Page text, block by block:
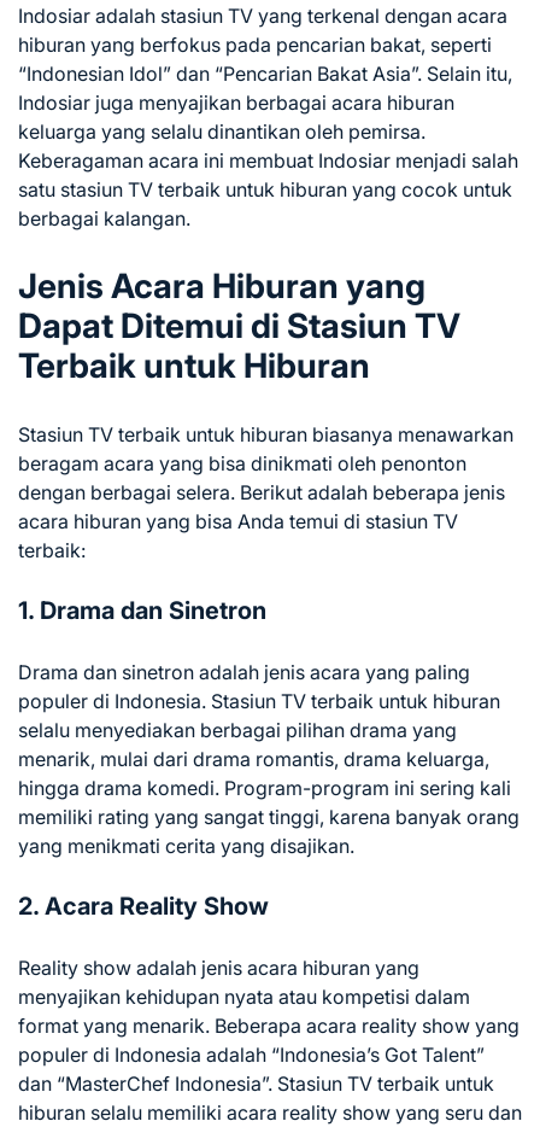
Indosiar adalah stasiun TV yang terkenal dengan acara
hiburan yang berfokus pada pencarian bakat, seperti
“Indonesian Idol” dan “Pencarian Bakat Asia”. Selain itu,
Indosiar juga menyajikan berbagai acara hiburan
keluarga yang selalu dinantikan oleh pemirsa.
Keberagaman acara ini membuat Indosiar menjadi salah
satu stasiun TV terbaik untuk hiburan yang cocok untuk
berbagai kalangan.
Jenis Acara Hiburan yang
Dapat Ditemui di Stasiun TV
Terbaik untuk Hiburan
Stasiun TV terbaik untuk hiburan biasanya menawarkan
beragam acara yang bisa dinikmati oleh penonton
dengan berbagai selera. Berikut adalah beberapa jenis
acara hiburan yang bisa Anda temui di stasiun TV
terbaik:
1. Drama dan Sinetron
Drama dan sinetron adalah jenis acara yang paling
populer di Indonesia. Stasiun TV terbaik untuk hiburan
selalu menyediakan berbagai pilihan drama yang
menarik, mulai dari drama romantis, drama keluarga,
hingga drama komedi. Program-program ini sering kali
memiliki rating yang sangat tinggi, karena banyak orang
yang menikmati cerita yang disajikan.
2. Acara Reality Show
Reality show adalah jenis acara hiburan yang
menyajikan kehidupan nyata atau kompetisi dalam
format yang menarik. Beberapa acara reality show yang
populer di Indonesia adalah “Indonesia’s Got Talent”
dan “MasterChef Indonesia”. Stasiun TV terbaik untuk
hiburan selalu memiliki acara reality show yang seru dan